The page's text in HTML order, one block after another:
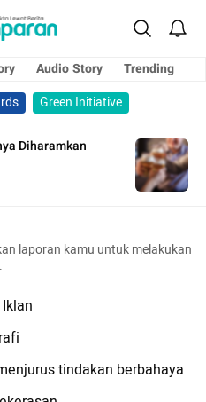
Audio Story
Trending
Green Initiative
Diharamkan
laporan kamu untuk melakukan
tindakan berbahaya